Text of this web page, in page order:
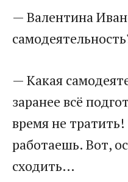
— Валентина
— Какая
заранее всё
время не
работаешь. Вот,
сходить…